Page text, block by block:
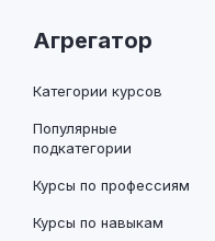
Агрегатор
Категории курсов
Популярные
подкатегории
Курсы по профессиям
Курсы по навыкам